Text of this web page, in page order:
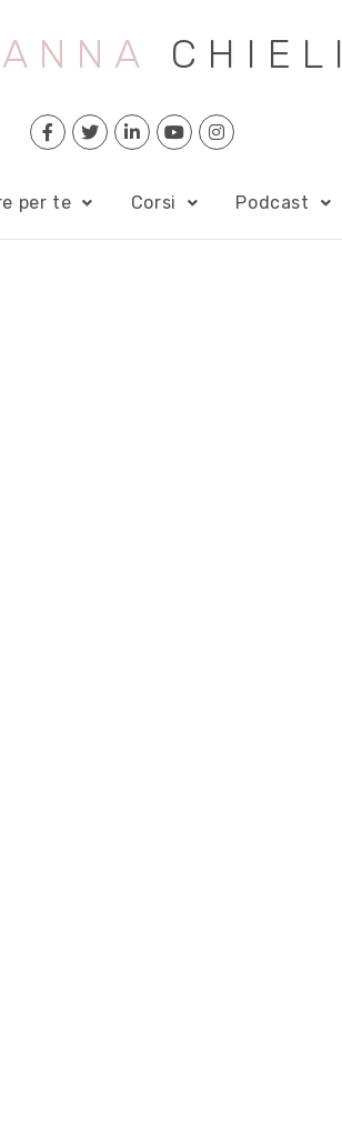
CHIELI
per te Corsi Podcast